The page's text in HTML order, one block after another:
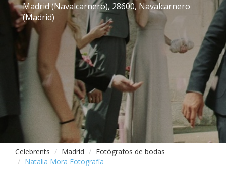
Madrid (Navalcarnero), 28600, Navalcarnero
(Madrid)
Celebrents Madrid
Fotógrafos de bodas
Natalia Mora Fotografía